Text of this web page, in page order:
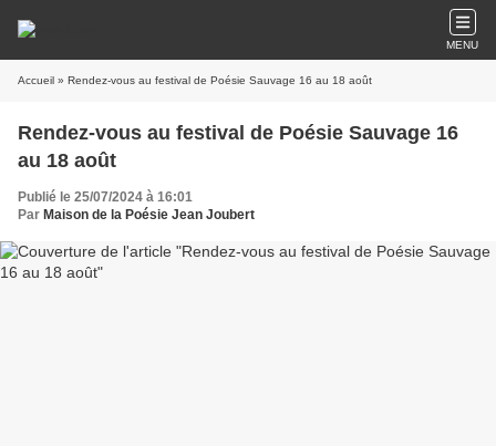
MENU
Accueil » Rendez-vous au festival de Poésie Sauvage 16 au 18 août
Rendez-vous au festival de Poésie Sauvage 16
au 18 août
Publié le 25/07/2024 à 16:01
Par Maison de la Poésie Jean Joubert